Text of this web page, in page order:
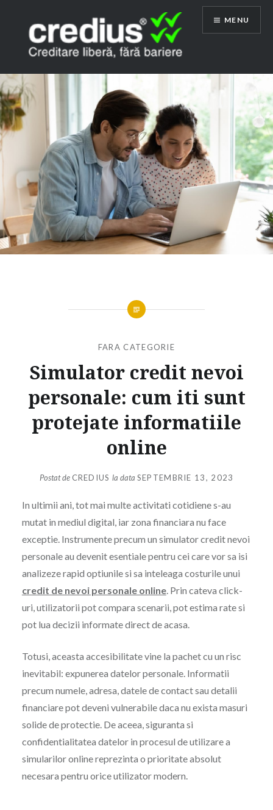
content
MENU
FARA CATEGORIE
Simulator credit nevoi
personale: cum iti sunt
protejate informatiile
online
Postat de CREDIUS la data SEPTEMBRIE 13, 2023
In ultimii ani, tot mai multe activitati cotidiene s-au
mutat in mediul digital, iar zona financiara nu face
exceptie. Instrumente precum un simulator credit nevoi
personale au devenit esentiale pentru cei care vor sa isi
analizeze rapid optiunile si sa inteleaga costurile unui
credit de nevoi personale online. Prin cateva click-
uri, utilizatorii pot compara scenarii, pot estima rate si
pot lua decizii informate direct de acasa.
Totusi, aceasta accesibilitate vine la pachet cu un risc
inevitabil: expunerea datelor personale. Informatii
precum numele, adresa, datele de contact sau detalii
financiare pot deveni vulnerabile daca nu exista masuri
solide de protectie. De aceea, siguranta si
confidentialitatea datelor in procesul de utilizare a
simularilor online reprezinta o prioritate absolut
necesara pentru orice utilizator modern.